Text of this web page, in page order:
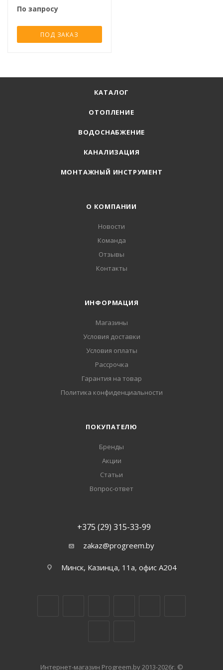
По запросу
ПОД ЗАКАЗ
КАТАЛОГ
ОТОПЛЕНИЕ
ВОДОСНАБЖЕНИЕ
КАНАЛИЗАЦИЯ
МОНТАЖНЫЙ ИНСТРУМЕНТ
О КОМПАНИИ
Новости
Команда
Отзывы
Контакты
ИНФОРМАЦИЯ
Магазины
Условия доставки
Условия оплаты
Рассрочка
Гарантия на товар
Политика конфиденциальности
ПОКУПАТЕЛЮ
Бренды
Акции
Статьи
Вопрос-ответ
+375 (29) 315-33-99
zakaz@progreem.by
Минск, Казинца, 11а, офис А204
Интернет-магазин Progreem.by 2013-2026г. ©